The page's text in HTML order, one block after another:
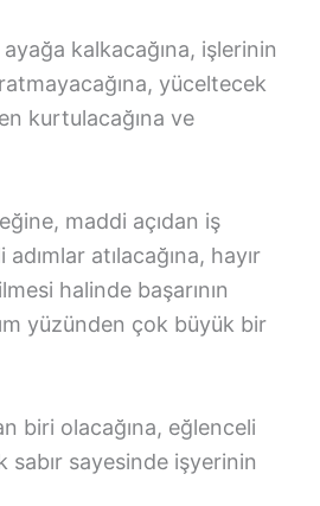
kalkacağına, işlerinin
yüceltecek
kurtulacağına ve
maddi açıdan iş
atılacağına, hayır
halinde başarının
yüzünden çok büyük bir
biri olacağına, eğlenceli
sayesinde işyerinin